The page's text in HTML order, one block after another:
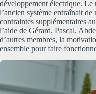
développement électrique. Le
l’ancien système entraînait
contraintes supplémentaires
l’aide de Gérard, Pascal,
d’autres membres, la
ensemble pour faire